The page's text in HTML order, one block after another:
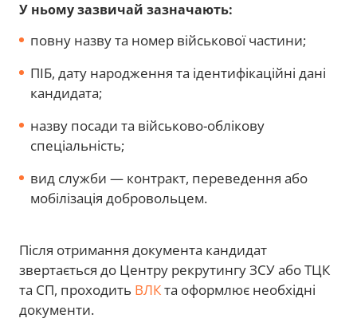
У ньому зазвичай зазначають:
повну назву та номер військової частини;
ПІБ, дату народження та ідентифікаційні дані
кандидата;
назву посади та військово-облікову
спеціальність;
вид служби — контракт, переведення або
мобілізація добровольцем.
Після отримання документа кандидат
звертається до Центру рекрутингу ЗСУ або ТЦК
та СП, проходить ВЛКта оформлює необхідні
документи.